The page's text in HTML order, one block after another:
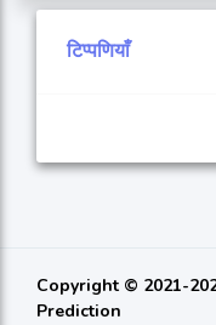
टिप्पणियाँ
Copyright © 2021-
Prediction